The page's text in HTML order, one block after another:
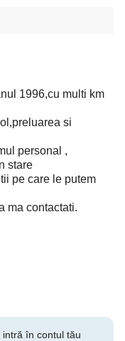
1996,cu multi km
si
personal ,
stare
pe care le putem
ma contactati.
în contul tău